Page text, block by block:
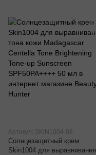
Артикул: SKIN1004-08
Солнцезащитный крем
Skin1004 для выравнивания